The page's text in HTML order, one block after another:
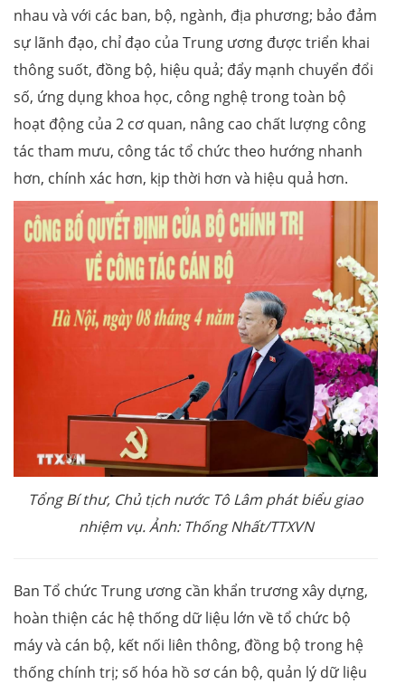
nhau và với các ban, bộ, ngành, địa phương; bảo đảm
sự lãnh đạo, chỉ đạo của Trung ương được triển khai
thông suốt, đồng bộ, hiệu quả; đẩy mạnh chuyển đổi
số, ứng dụng khoa học, công nghệ trong toàn bộ
hoạt động của 2 cơ quan, nâng cao chất lượng công
tác tham mưu, công tác tổ chức theo hướng nhanh
hơn, chính xác hơn, kịp thời hơn và hiệu quả hơn.
Tổng Bí thư, Chủ tịch nước Tô Lâm phát biểu giao
nhiệm vụ. Ảnh: Thống Nhất/TTXVN
Ban Tổ chức Trung ương cần khẩn trương xây dựng,
hoàn thiện các hệ thống dữ liệu lớn về tổ chức bộ
máy và cán bộ, kết nối liên thông, đồng bộ trong hệ
thống chính trị; số hóa hồ sơ cán bộ, quản lý dữ liệu